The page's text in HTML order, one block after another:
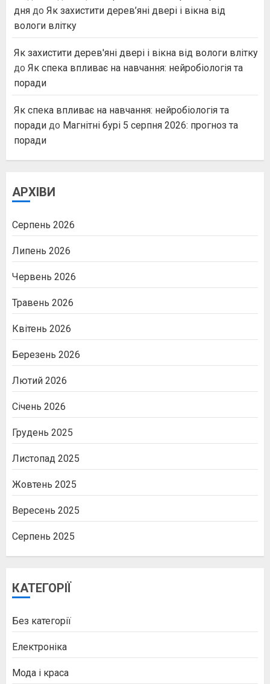
дня до Як захистити дерев’яні двері і вікна від
вологи влітку
Як захистити дерев'яні двері і вікна від вологи влітку
до Як спека впливає на навчання: нейробіологія та
поради
Як спека впливає на навчання: нейробіологія та
поради до Магнітні бурі 5 серпня 2026: прогноз та
поради
АРХІВИ
Серпень 2026
Липень 2026
Червень 2026
Травень 2026
Квітень 2026
Березень 2026
Лютий 2026
Січень 2026
Грудень 2025
Листопад 2025
Жовтень 2025
Вересень 2025
Серпень 2025
КАТЕГОРІЇ
Без категорії
Електроніка
Мода і краса